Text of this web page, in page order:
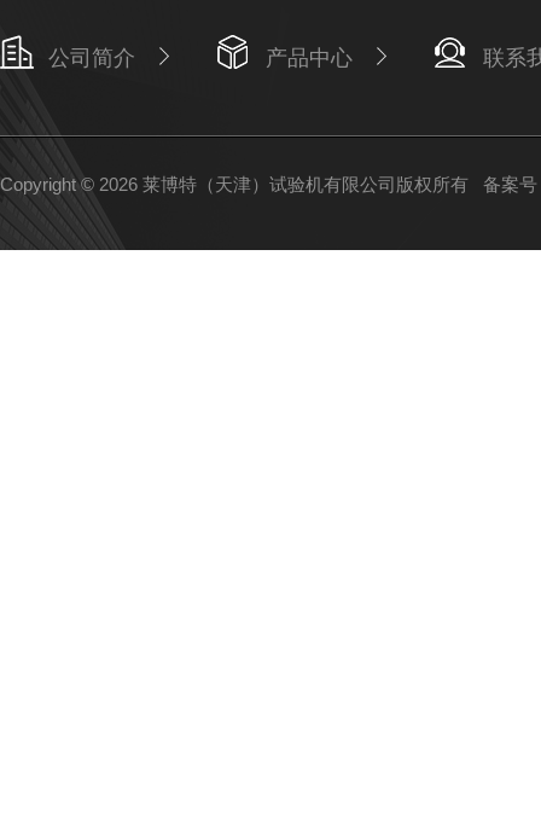
公司简介 产品中心 联系
Copyright © 2026 莱博特（天津）试验机有限公司版权所有 备案号